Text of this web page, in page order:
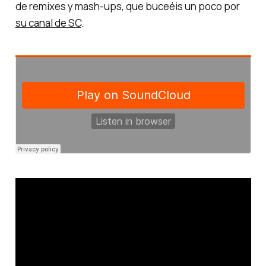
de remixes y mash-ups, que buceéis un poco por
su canal de SC.